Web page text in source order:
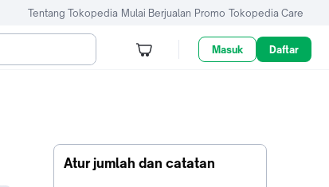
Tentang Tokopedia Mulai Berjualan Promo Tokopedia Care
Masuk Daftar
Atur jumlah dan catatan